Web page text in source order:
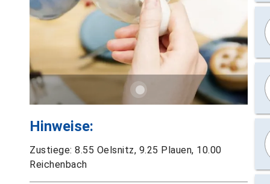
Hinweise:
Zustiege: 8.55 Oelsnitz, 9.25 Plauen, 10.00
Reichenbach